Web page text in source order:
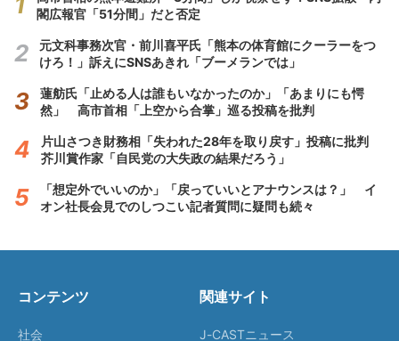
閣広報官「51分間」だと否定
元文科事務次官・前川喜平氏「熊本の体育館にクーラーをつ
けろ！」訴えにSNSあきれ「ブーメランでは」
蓮舫氏「止める人は誰もいなかったのか」「あまりにも愕
然」 高市首相「上空から合掌」巡る投稿を批判
片山さつき財務相「失われた28年を取り戻す」投稿に批判
芥川賞作家「自民党の大失政の結果だろう」
「想定外でいいのか」「戻っていいとアナウンスは？」 イ
オン社長会見でのしつこい記者質問に疑問も続々
コンテンツ
社会
関連サイト
J-CASTニュース